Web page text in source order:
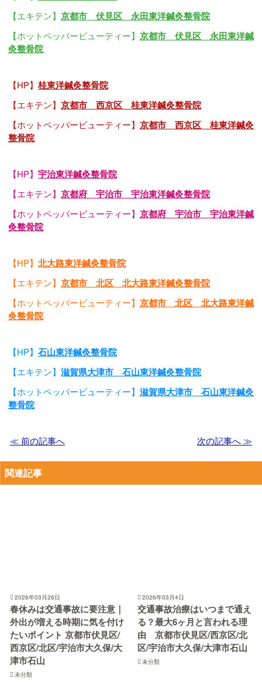
【エキテン】 京都市 伏見区 永田東洋鍼灸整骨院
【ホットペッパービューティー】 京都市 伏見区 永田東洋鍼
灸整骨院
【HP】 桂東洋鍼灸整骨院
【エキテン】 京都市 西京区 桂東洋鍼灸整骨院
【ホットペッパービューティー】 京都市 西京区 桂東洋鍼灸
整骨院
【HP】 宇治東洋鍼灸整骨院
【エキテン】 京都府 宇治市 宇治東洋鍼灸整骨院
【ホットペッパービューティー】 京都府 宇治市 宇治東洋鍼
灸整骨院
【HP】 北大路東洋鍼灸整骨院
【エキテン】 京都市 北区 北大路東洋鍼灸整骨院
【ホットペッパービューティー】 京都市 北区 北大路東洋鍼
灸整骨院
【HP】 石山東洋鍼灸整骨院
【エキテン】 滋賀県大津市 石山東洋鍼灸整骨院
【ホットペッパービューティー】 滋賀県大津市 石山東洋鍼灸
整骨院
≪ 前の記事へ 次の記事へ ≫
関連記事
2026年03月26日
春休みは交通事故に要注意｜
外出が増える時期に気を付け
たいポイント 京都市伏見区/
西京区/北区/宇治市大久保/大
津市石山
未分類
2026年03月4日
交通事故治療はいつまで通え
る？最大6ヶ月と言われる理
由 京都市伏見区/西京区/北
区/宇治市大久保/大津市石山
未分類